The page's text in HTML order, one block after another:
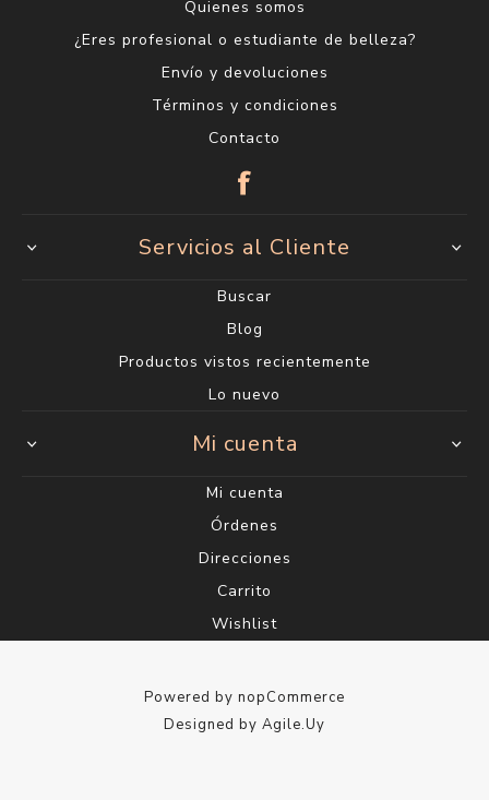
Encontranos en
Centro
18 de julio 1623
(entre Carlos Roxlo y Minas)
2400 6660*
Sábados de 9:00 a 14:00 h.
Ciudad Vieja
Sarandí 612
2915 1202*
Lunes a Viernes de 10:00 a 18:00 h. Sábados de
info@saul.com.uy
Información
¿Eres profesional o estudiante de belleza?
Términos y condiciones
Contacto